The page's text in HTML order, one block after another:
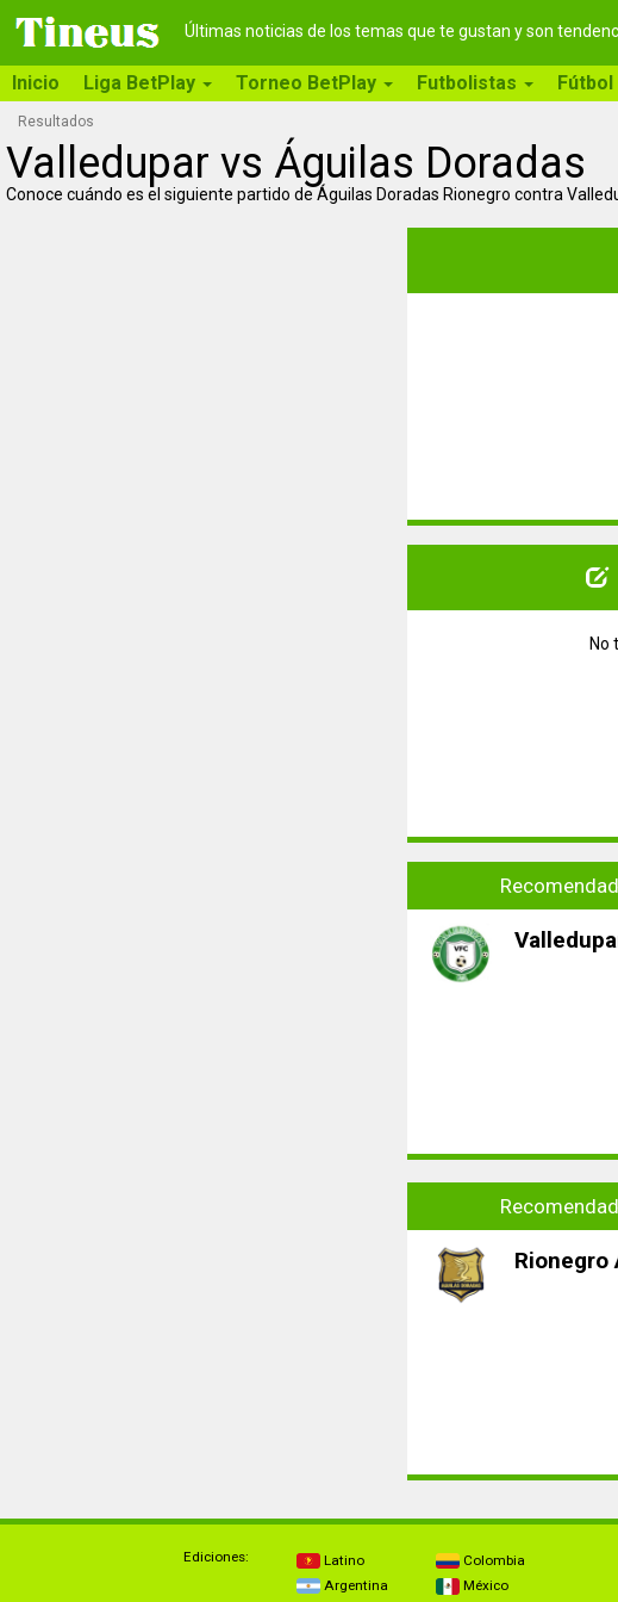
Últimas noticias de los temas que te gustan y son
Inicio Liga BetPlay Torneo BetPlay Futbolistas Fútbol
Resultados
Valledupar vs Águilas Doradas
Conoce cuándo es el siguiente partido de Águilas Doradas Rionegro contra
No
Rionegro
Ediciones:
Latino
Argentina
Colombia
México